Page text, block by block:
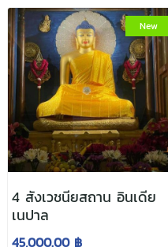
New
4 สังเวชนียสถาน อินเดีย
เนปาล
45,000.00 ฿